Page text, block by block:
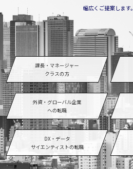
幅広くご提案します。
課長・マネージャー
クラスの方
外資・グローバル企業
への転職
DX・データ
サイエンティストの転職